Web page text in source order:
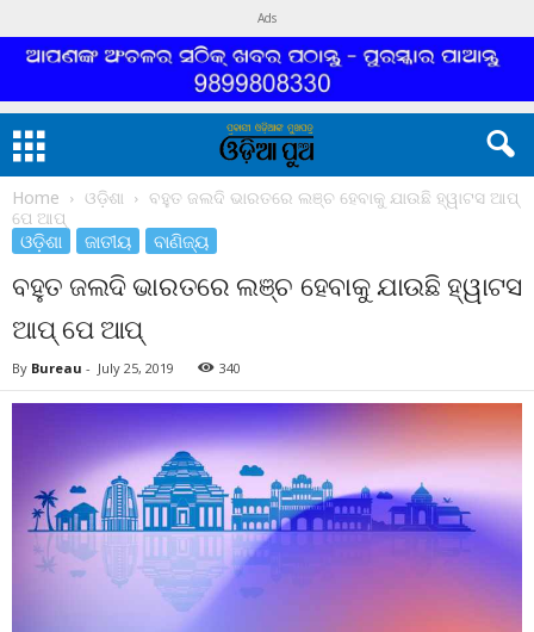
Ads
Home ଓଡ଼ିଶା
ବହୁତ ଜଲଦି ଭାରତରେ ଲଞ୍ଚ ହେବାକୁ ଯାଉଛି ହ୍ୱାଟସ ଆପ୍
ପେ ଆପ୍
ଓଡ଼ିଶା ଜାତୀୟ ବାଣିଜ୍ୟ
ବହୁତ ଜଲଦି ଭାରତରେ ଲଞ୍ଚ ହେବାକୁ ଯାଉଛି ହ୍ୱାଟସ
ଆପ୍ ପେ ଆପ୍
By Bureau - July 25, 2019 340